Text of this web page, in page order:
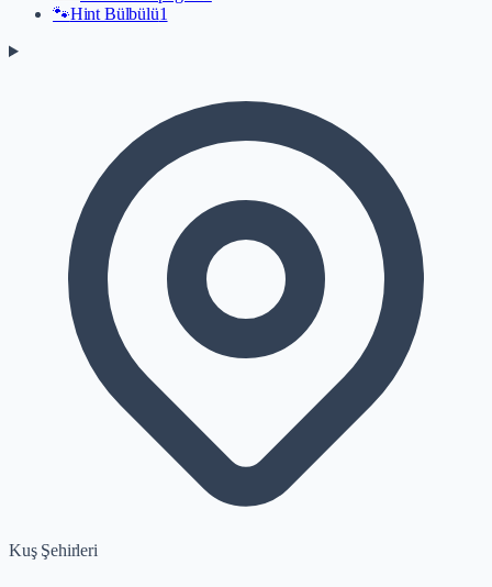
🐾Hint Bülbülü1
Kuş Şehirleri